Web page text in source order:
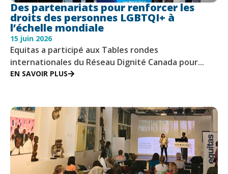
Des partenariats pour renforcer les
droits des personnes LGBTQI+ à
l’échelle mondiale
15 juin 2026
Equitas a participé aux Tables rondes
internationales du Réseau Dignité Canada pour...
EN SAVOIR PLUS